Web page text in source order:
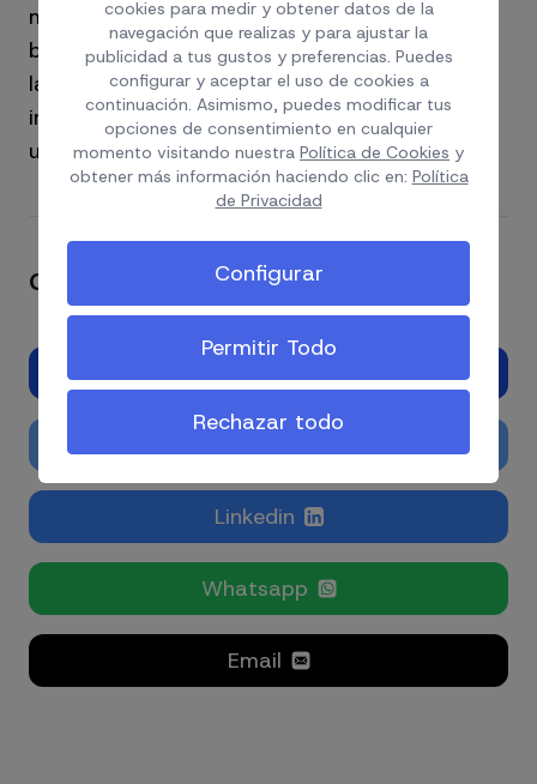
modificó el modelo 720 de declaración de
bienes y derechos en el extranjero, rebajando
la cuantía de las sanciones y eliminando la
imprescriptibilidad del delito, estableciéndose
un plazo de prescripción de cuatro años.
Comparte el artículo si te ha gustado
Facebook
Linkedin
Whatsapp
Email
cookies para medir y obtener datos de la
navegación que realizas y para ajustar la
publicidad a tus gustos y preferencias. Puedes
configurar y aceptar el uso de cookies a
continuación. Asimismo, puedes modificar tus
opciones de consentimiento en cualquier
momento visitando nuestra Política de Cookies y
obtener más información haciendo clic en: Política
de Privacidad
Configurar
Permitir Todo
Rechazar todo